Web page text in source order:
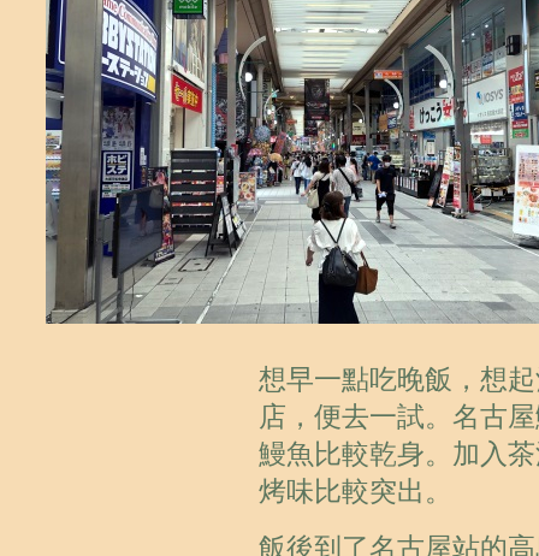
想早一點吃晚飯，想
店，便去一試。名古
鰻魚比較乾身。加入
烤味比較突出。
飯後到了名古屋站的